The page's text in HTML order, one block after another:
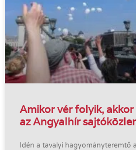
Amikor vér folyik,
az Angyalhír
Idén a tavalyi hagyományteremtő